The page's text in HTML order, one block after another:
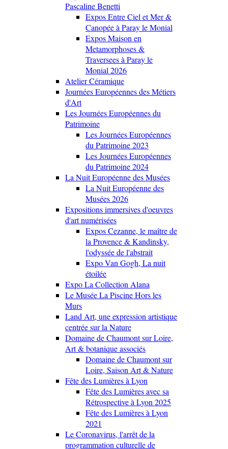
Pascaline Benetti
Expos Entre Ciel et Mer &
Canopée à Paray le Monial
Expos Maison en
Metamorphoses &
Traversees à Paray le
Monial 2026
Atelier Céramique
Journées Européennes des Métiers
d'Art
Les Journées Européennes du
Patrimoine
Les Journées Européennes
du Patrimoine 2023
Les Journées Européennes
du Patrimoine 2024
La Nuit Européenne des Musées
La Nuit Européenne des
Musées 2026
Expositions immersives d'oeuvres
d'art numérisées
Expos Cezanne, le maître de
la Provence & Kandinsky,
l'odyssée de l'abstrait
Expo Van Gogh, La nuit
étoilée
Expo La Collection Alana
Le Musée La Piscine Hors les
Murs
Land Art, une expression artistique
centrée sur la Nature
Domaine de Chaumont sur Loire,
Art & botanique associés
Domaine de Chaumont sur
Loire, Saison Art & Nature
Fête des Lumières à Lyon
Fête des Lumières avec sa
Rétrospective à Lyon 2025
Fête des Lumières à Lyon
2021
Le Coronavirus, l'arrêt de la
programmation culturelle de